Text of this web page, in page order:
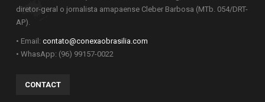
diretor-geral o jornalista amapaense Cleber Barbosa (MTb. 054/DRT-
AP).
• Email: contato@conexaobrasilia.com
• WhasApp: (96) 99157-0022
CONTACT